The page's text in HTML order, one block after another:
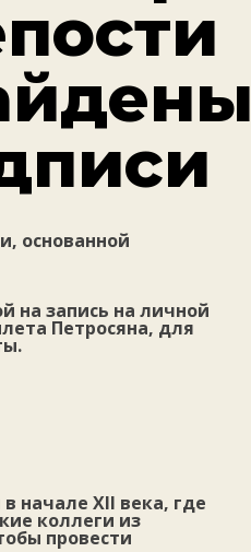
основанной
на запись на личной
Петросяна, для
начале XII века, где
коллеги из
провести